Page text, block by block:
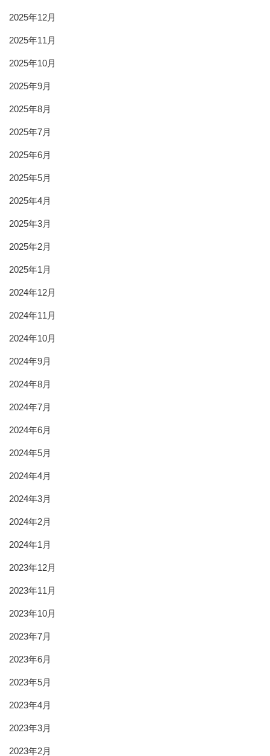
2025年12月
2025年11月
2025年10月
2025年9月
2025年8月
2025年7月
2025年6月
2025年5月
2025年4月
2025年3月
2025年2月
2025年1月
2024年12月
2024年11月
2024年10月
2024年9月
2024年8月
2024年7月
2024年6月
2024年5月
2024年4月
2024年3月
2024年2月
2024年1月
2023年12月
2023年11月
2023年10月
2023年7月
2023年6月
2023年5月
2023年4月
2023年3月
2023年2月